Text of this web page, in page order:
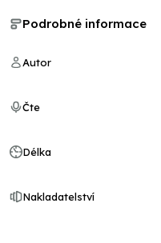
Podrobné informace
Autor
Čte
Délka
Nakladatelství